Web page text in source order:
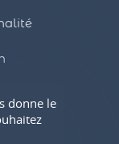
donne le